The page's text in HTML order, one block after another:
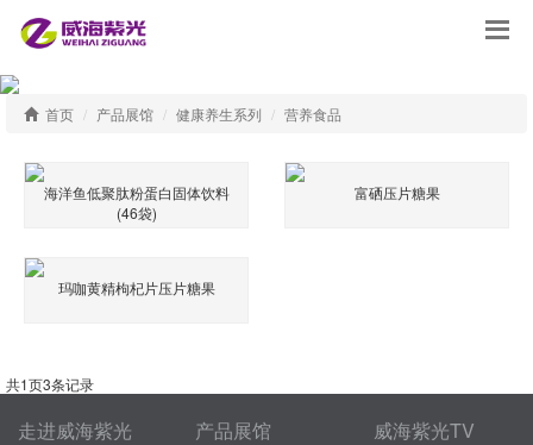
首页 产品展馆 健康养生系列 营养食品
海洋鱼低聚肽粉蛋白固体饮料
(46袋)
富硒压片糖果
玛咖黄精枸杞片压片糖果
共1页3条记录
走进威海紫光 产品展馆 威海紫光TV